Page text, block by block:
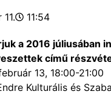
11:54
a 2016 júliusában
című
13, 18:00-21:00
Kulturális és